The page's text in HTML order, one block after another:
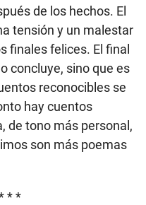
de los hechos. El
tensión y un malestar
finales felices. El final
concluye, sino que es
reconocibles se
hay cuentos
de tono más personal,
son más poemas